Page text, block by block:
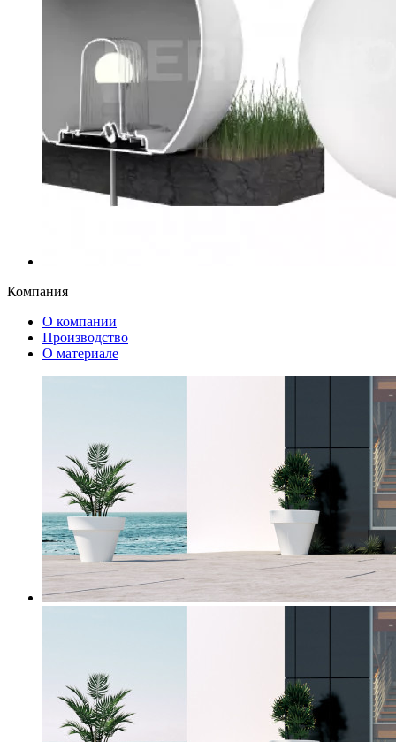
Компания
О компании
Производство
О материале